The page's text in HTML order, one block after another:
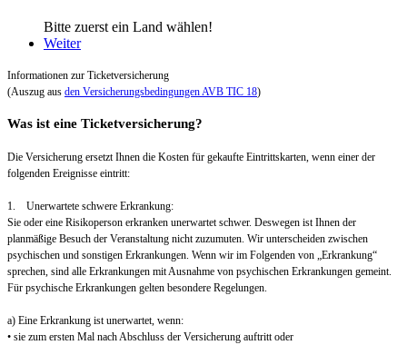
Bitte zuerst ein Land wählen!
Weiter
Informationen zur Ticketversicherung
(Auszug aus den Versicherungsbedingungen AVB TIC 18)
Was ist eine Ticketversicherung?
Die Versicherung ersetzt Ihnen die Kosten für gekaufte Eintrittskarten, wenn einer der
folgenden Ereignisse eintritt:
1. Unerwartete schwere Erkrankung:
Sie oder eine Risikoperson erkranken unerwartet schwer. Deswegen ist Ihnen der
planmäßige Besuch der Veranstaltung nicht zuzumuten. Wir unterscheiden zwischen
psychischen und sonstigen Erkrankungen. Wenn wir im Folgenden von „Erkrankung“
sprechen, sind alle Erkrankungen mit Ausnahme von psychischen Erkrankungen gemeint.
Für psychische Erkrankungen gelten besondere Regelungen.
a) Eine Erkrankung ist unerwartet, wenn:
• sie zum ersten Mal nach Abschluss der Versicherung auftritt oder